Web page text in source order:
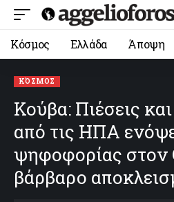
Κόσμος Ελλάδα Άποψη
ΚΌΣΜΟΣ
Κούβα: Πιέσεις
από τις ΗΠΑ
ψηφοφορίας στον
βάρβαρο